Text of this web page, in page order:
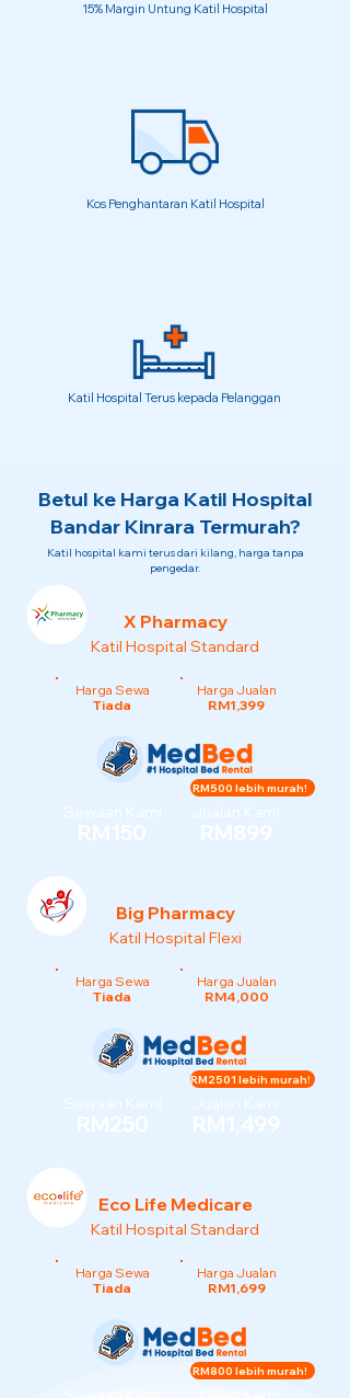
15% Margin Untung Katil Hospital
Kos Penghantaran Katil Hospital
Katil Hospital Terus kepada Pelanggan
Betul ke Harga Katil Hospital
Bandar Kinrara Termurah?
Katil hospital kami terus dari kilang, harga tanpa
pengedar.
X Pharmacy
Katil Hospital Standard
Harga Sewa
Tiada
Harga Jualan
RM1,399
Sewaan Kami
RM150
Jualan Kami
RM899
RM500 lebih murah!
Big Pharmacy
Katil Hospital Flexi
Harga Sewa
Tiada
Harga Jualan
RM4,000
Sewaan Kami
RM250
Jualan Kami
RM1,499
RM2501 lebih murah!
Eco Life Medicare
Katil Hospital Standard
Harga Sewa
Tiada
Harga Jualan
RM1,699
RM800 lebih murah!